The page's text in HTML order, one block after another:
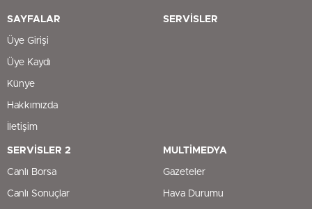
SAYFALAR
Üye Girişi
Üye Kaydı
Künye
Hakkımızda
İletişim
SERVİSLER
SERVİSLER 2
Canlı Borsa
Canlı Sonuçlar
MULTİMEDYA
Gazeteler
Hava Durumu